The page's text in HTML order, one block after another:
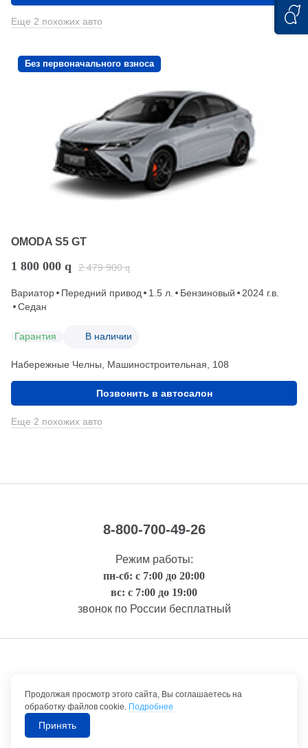
Еще 2 похожих авто
Без первоначального взноса
OMODA S5 GT
1 800 000 q 2 479 900 q
Вариатор Передний привод 1.5 л. Бензиновый
2024 г.в.
Седан
Гарантия В наличии
Набережные Челны, Машиностроительная, 108
Позвонить в автосалон
Еще 2 похожих авто
8-800-700-49-26
Режим работы:
пн-сб: с 7:00 до 20:00
вс: с 7:00 до 19:00
звонок по России бесплатный
Правовая информация
©1992-2026 ТрансТехСервис – продажа и обслуживание автомобилей.
Продолжая просмотр этого сайта, Вы соглашаетесь на
обработку файлов cookie. Подробнее
Принять